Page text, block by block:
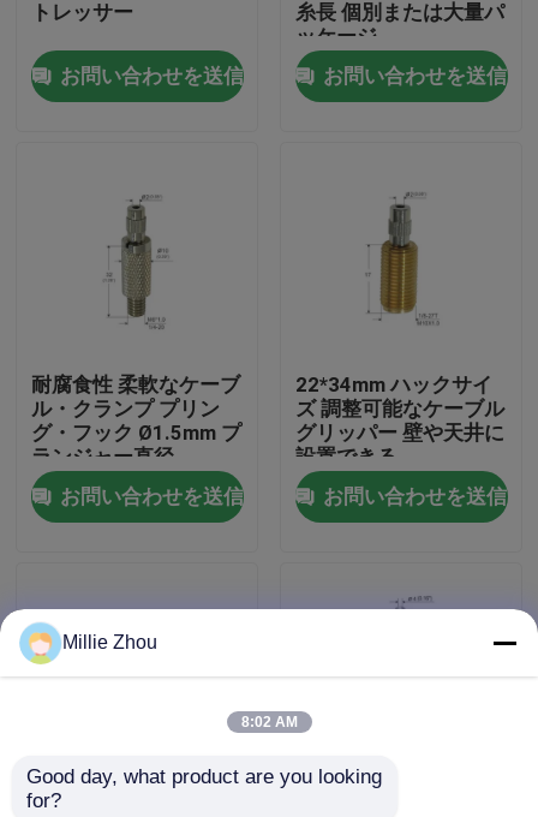
工場旅行
品質管理
引用を要求しなさい
航空機ケーブルのグリッパー
調節可能なケーブルのグリッパー
トレッサー
お問い合わせを送信
糸長 個別または大量パ
ッケージ
お問い合わせを送信
耐腐食性 柔軟なケーブ
ル・クランプ プリン
グ・フック Ø1.5mm プ
ランジャー直径
お問い合わせを送信
22*34mm ハックサイ
ズ 調整可能なケーブル
グリッパー 壁や天井に
設置できる
お問い合わせを送信
外部のスレッドブラス
Millie Zhou
8:02 AM
Good day, what product are you looking
for?